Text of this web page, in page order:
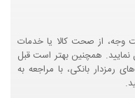
وجه، از صحت کالا یا خدمات
همچنین بهتر است قبل
رمزدار بانکی، با مراجعه به